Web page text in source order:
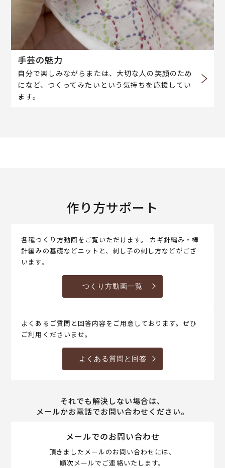
手芸の魅力
自分で楽しみながらまたは、大切な人の笑顔のため
になど、つくってみたいという気持ちを応援してい
ます。
作り方サポート
各種つくり方動画をご覧いただけます。 カギ針編み・棒
針編みの基礎などニットと、刺し子の刺し方などがござ
います。
つくり方動画一覧
よくあるご質問と回答内容をご用意しております。ぜひ
ご利用くださいませ。
よくある質問と回答
それでも解決しない場合は、
メールかお電話でお問い合わせください。
メールでのお問い合わせ
頂きましたメールのお問い合わせには、
順次メールでご連絡いたします。